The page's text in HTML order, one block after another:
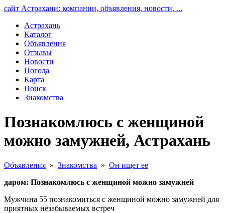
сайт Астрахани: компании, объявления, новости, ...
Астрахань
Каталог
Объявления
Отзывы
Новости
Погода
Карта
Поиск
Знакомства
Познакомлюсь с женщиной
можно замужней, Астрахань
Объявления » Знакомства » Он ищет ее
даром: Познакомлюсь с женщиной можно замужней
Мужчина 55 познакомиться с женщиной можно замужней для
приятных незабываемых встреч